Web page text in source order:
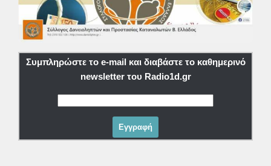
Συμπληρώστε το e-mail και διαβάστε το καθημερινό
newsletter του Radio1d.gr